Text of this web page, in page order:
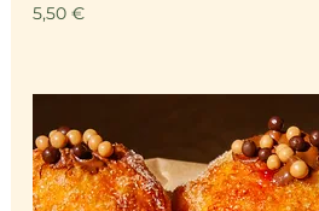
5,50 €